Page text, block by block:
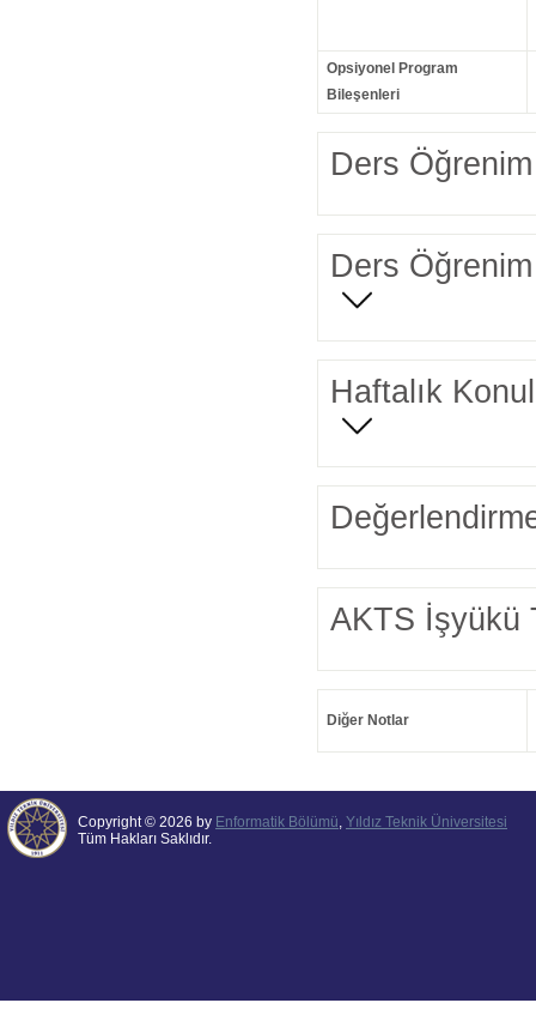
Opsiyonel Program
Bileşenleri
Ders Öğrenim
Ders Öğrenim
Haftalık
AKTS İşyükü
Diğer Notlar
Copyright © 2026 by Enformatik Bölümü, Yıldız Teknik Üniversitesi
Tüm Hakları Saklıdır.